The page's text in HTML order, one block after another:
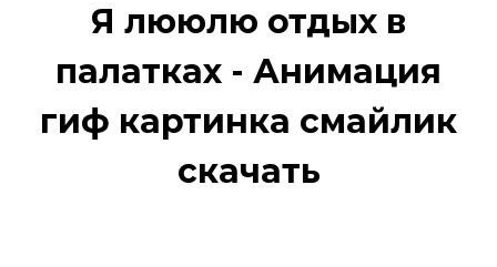
Я лююлю отдых в
палатках - Анимация
гиф картинка смайлик
скачать